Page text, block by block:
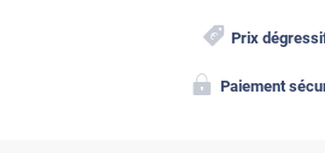
Prix
Paiement